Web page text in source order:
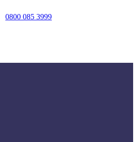
0800 085 3999